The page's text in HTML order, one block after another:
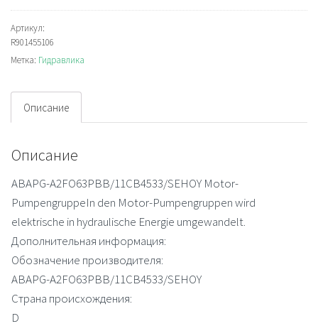
ABAPG-
A2FO63PBB/11CB4533/SEHOY
Артикул:
R901455106
Метка: Гидравлика
Описание
Описание
ABAPG-A2FO63PBB/11CB4533/SEHOY Motor-
PumpengruppeIn den Motor-Pumpengruppen wird
elektrische in hydraulische Energie umgewandelt.
Дополнительная информация:
Обозначение производителя:
ABAPG-A2FO63PBB/11CB4533/SEHOY
Страна происхождения:
D